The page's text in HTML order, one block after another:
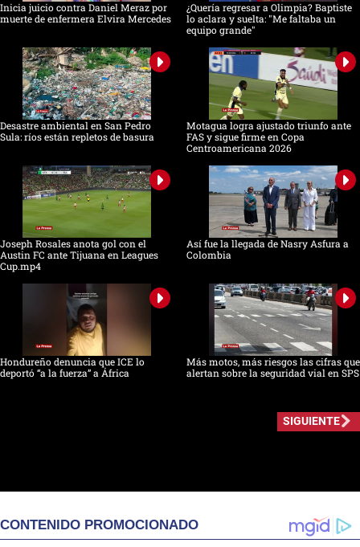
Inicia juicio contra Daniel Meraz por
muerte de enfermera Elvira Mercedes
¿Quería regresar a Olimpia? Baptiste
lo aclara y suelta: "Me faltaba un
equipo grande"
Desastre ambiental en San Pedro
Sula: ríos están repletos de basura
Motagua logra ajustado triunfo ante
FAS y sigue firme en Copa
Centroamericana 2026
Joseph Rosales anota gol con el
Austin FC ante Tijuana en Leagues
Cup.mp4
Así fue la llegada de Nasry Asfura a
Colombia
Hondureño denuncia que ICE lo
deportó “a la fuerza” a África
Más motos, más riesgos las cifras que
alertan sobre la seguridad vial en SPS
SIGUIENTE
CONTENIDO PROMOCIONADO